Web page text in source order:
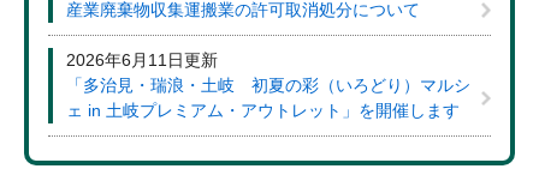
産業廃棄物収集運搬業の許可取消処分について
2026年6月11日更新
「多治見・瑞浪・土岐 初夏の彩（いろどり）マルシ
ェ in 土岐プレミアム・アウトレット」を開催します